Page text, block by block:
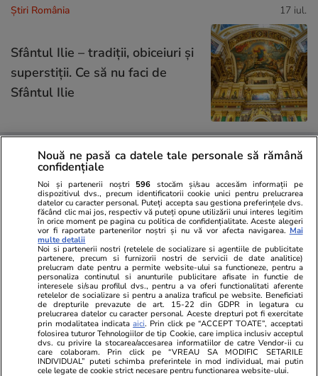
Știri România 17 iul.
Sfântul Ilie – tradiții, obiceiuri și
superstiții. Ce să nu faci de
Sfântul Ilie
Știri România 10:00
„Borna zero” a României,
construită la Făgăraș cu fonduri
UE. Un catarg de 30 de metri va
marca centrul geografic exact
al țării
Știri România 07:00
Căprioarele captive ale lui
Viorel Paşca: „Şi dacă le laşi
Nouă ne pasă ca datele tale personale să rămână
confidențiale
Noi și partenerii noștri 596 stocăm și/sau accesăm informații pe
dispozitivul dvs., precum identificatorii cookie unici pentru prelucrarea
datelor cu caracter personal. Puteți accepta sau gestiona preferințele dvs.
făcând clic mai jos, respectiv vă puteți opune utilizării unui interes legitim
în orice moment pe pagina cu politica de confidențialitate. Aceste alegeri
vor fi raportate partenerilor noștri și nu vă vor afecta navigarea. Mai
multe detalii
Noi si partenerii nostri (retelele de socializare si agentiile de publicitate
partenere, precum si furnizorii nostri de servicii de date analitice)
prelucram date pentru a permite website-ului sa functioneze, pentru a
personaliza continutul si anunturile publicitare afisate in functie de
interesele si/sau profilul dvs., pentru a va oferi functionalitati aferente
retelelor de socializare si pentru a analiza traficul pe website. Beneficiati
de drepturile prevazute de art. 15-22 din GDPR in legatura cu
prelucrarea datelor cu caracter personal. Aceste drepturi pot fi exercitate
prin modalitatea indicataaici. Prin click pe “ACCEPT TOATE”, acceptati
folosirea tuturor Tehnologiilor de tip Cookie, care implica inclusiv acceptul
dvs. cu privire la stocarea/accesarea informatiilor de catre Vendor-ii cu
care colaboram. Prin click pe “VREAU SA MODIFIC SETARILE
INDIVIDUAL” puteti schimba preferintele in mod individual, mai putin
cele legate de cookie strict necesare pentru functionarea website-ului.